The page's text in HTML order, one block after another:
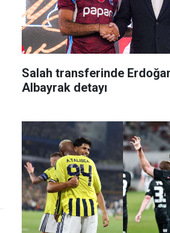
Salah transferinde
Albayrak detayı